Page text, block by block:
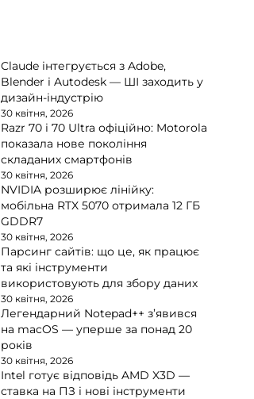
Claude інтегрується з Adobe,
Blender і Autodesk — ШІ заходить у
дизайн-індустрію
30 квітня, 2026
Razr 70 і 70 Ultra офіційно: Motorola
показала нове покоління
складаних смартфонів
30 квітня, 2026
NVIDIA розширює лінійку:
мобільна RTX 5070 отримала 12 ГБ
GDDR7
30 квітня, 2026
Парсинг сайтів: що це, як працює
та які інструменти
використовують для збору даних
30 квітня, 2026
Легендарний Notepad++ з’явився
на macOS — уперше за понад 20
років
30 квітня, 2026
Intel готує відповідь AMD X3D —
ставка на ПЗ і нові інструменти